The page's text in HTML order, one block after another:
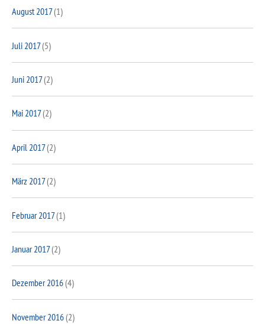
August 2017(1)
Juli 2017(5)
Juni 2017(2)
Mai 2017(2)
April 2017(2)
März 2017(2)
Februar 2017(1)
Januar 2017(2)
Dezember 2016(4)
November 2016(2)